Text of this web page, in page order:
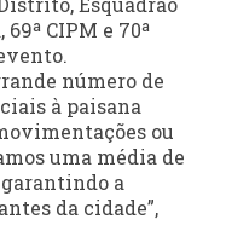
CIPM e 70ª
número de
à paisana
ou
uma média de
a
da cidade”,